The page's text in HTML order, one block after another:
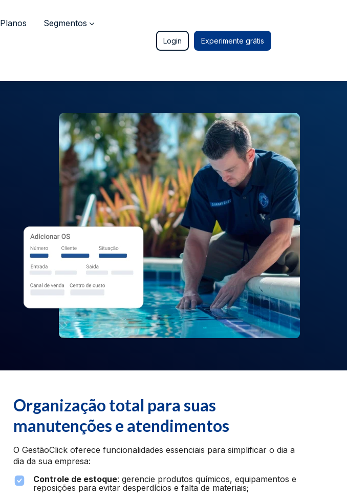
Planos Segmentos
Login Experimente grátis
Organização total para suas
manutenções e atendimentos
O GestãoClick oferece funcionalidades essenciais para simplificar o dia a
dia da sua empresa:
Controle de estoque: gerencie produtos químicos, equipamentos e
reposições para evitar desperdícios e falta de materiais;